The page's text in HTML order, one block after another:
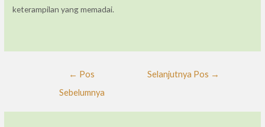
keterampilan yang memadai.
← Pos
Sebelumnya
Selanjutnya Pos →